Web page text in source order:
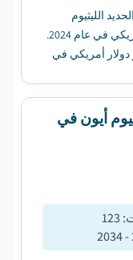
الليثيوم
المحمولة للسيارات 12.7 مليار دولار أمريكي في عام 2024.
ينمو السوق من 15 مليار دولار أمريكي في
أيون في
:
123